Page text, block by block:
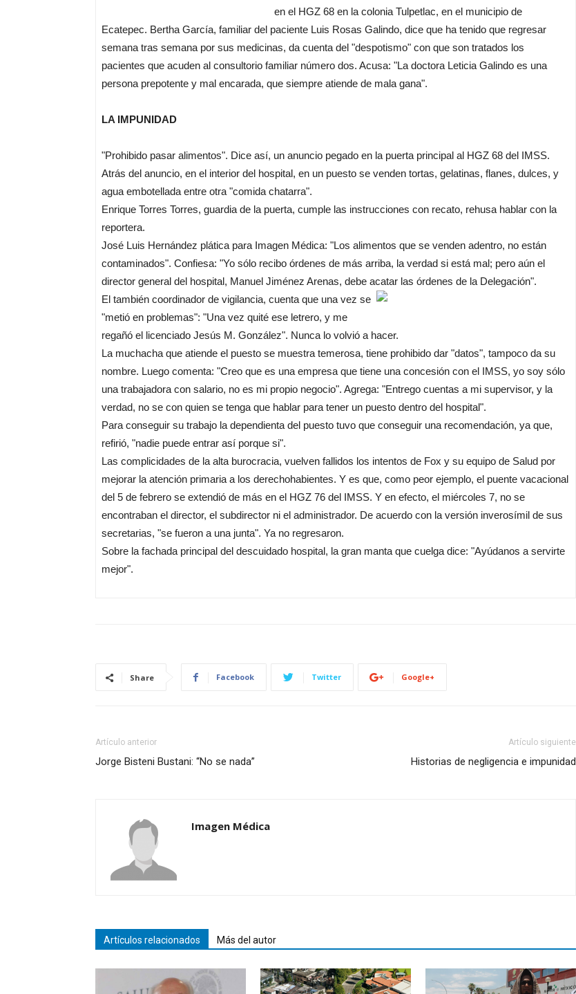
en el HGZ 68 en la colonia Tulpetlac, en el municipio de
Ecatepec. Bertha García, familiar del paciente Luis Rosas Galindo, dice que ha tenido que regresar
semana tras semana por sus medicinas, da cuenta del "despotismo" con que son tratados los
pacientes que acuden al consultorio familiar número dos. Acusa: "La doctora Leticia Galindo es una
persona prepotente y mal encarada, que siempre atiende de mala gana".
LA IMPUNIDAD
"Prohibido pasar alimentos". Dice así, un anuncio pegado en la puerta principal al HGZ 68 del IMSS.
Atrás del anuncio, en el interior del hospital, en un puesto se venden tortas, gelatinas, flanes, dulces, y
agua embotellada entre otra "comida chatarra".
Enrique Torres Torres, guardia de la puerta, cumple las instrucciones con recato, rehusa hablar con la
reportera.
José Luis Hernández plática para Imagen Médica: "Los alimentos que se venden adentro, no están
contaminados". Confiesa: "Yo sólo recibo órdenes de más arriba, la verdad si está mal; pero aún el
director general del hospital, Manuel Jiménez Arenas, debe acatar las órdenes de la Delegación".
El también coordinador de vigilancia, cuenta que una vez se
"metió en problemas": "Una vez quité ese letrero, y me
regañó el licenciado Jesús M. González". Nunca lo volvió a hacer.
La muchacha que atiende el puesto se muestra temerosa, tiene prohibido dar "datos", tampoco da su
nombre. Luego comenta: "Creo que es una empresa que tiene una concesión con el IMSS, yo soy sólo
una trabajadora con salario, no es mi propio negocio". Agrega: "Entrego cuentas a mi supervisor, y la
verdad, no se con quien se tenga que hablar para tener un puesto dentro del hospital".
Para conseguir su trabajo la dependienta del puesto tuvo que conseguir una recomendación, ya que,
refirió, "nadie puede entrar así porque si".
Las complicidades de la alta burocracia, vuelven fallidos los intentos de Fox y su equipo de Salud por
mejorar la atención primaria a los derechohabientes. Y es que, como peor ejemplo, el puente vacacional
del 5 de febrero se extendió de más en el HGZ 76 del IMSS. Y en efecto, el miércoles 7, no se
encontraban el director, el subdirector ni el administrador. De acuerdo con la versión inverosímil de sus
secretarias, "se fueron a una junta". Ya no regresaron.
Sobre la fachada principal del descuidado hospital, la gran manta que cuelga dice: "Ayúdanos a servirte
mejor".
Share Facebook Twitter Google+
Artículo anterior
Jorge Bisteni Bustani: “No se nada”
Artículo siguiente
Historias de negligencia e impunidad
Imagen Médica
Artículos relacionados Más del autor